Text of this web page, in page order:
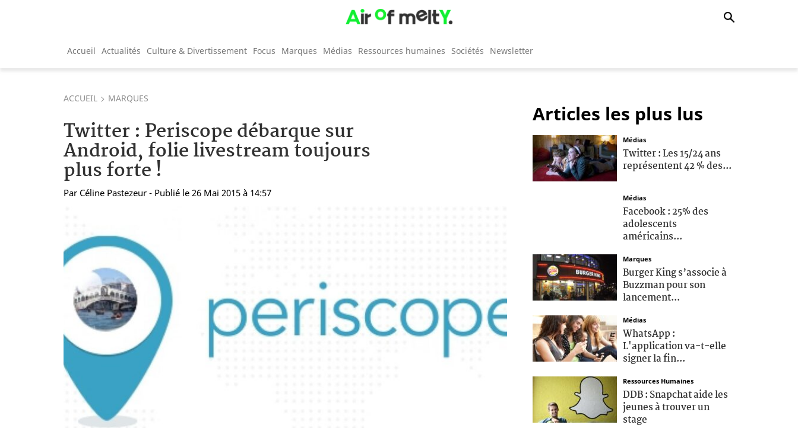
Accueil Actualités Culture & Divertissement Focus Marques Médias Ressources humaines Sociétés Newsletter
ACCUEIL MARQUES
Twitter : Periscope débarque sur
Android, folie livestream toujours
plus forte !
Par Céline Pastezeur - Publié le 26 Mai 2015 à 14:57
Articles les plus lus
Médias
Twitter : Les 15/24 ans
représentent 42 % des...
Médias
Facebook : 25% des
adolescents
américains...
Marques
Burger King s’associe à
Buzzman pour son
lancement...
Médias
WhatsApp :
L'application va-t-elle
signer la fin...
Ressources Humaines
DDB : Snapchat aide les
jeunes à trouver un
stage